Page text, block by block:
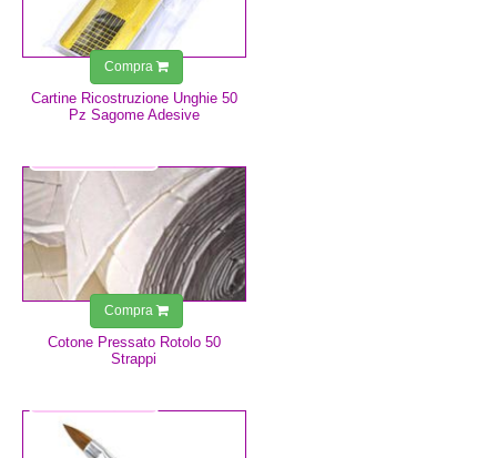
Cartine Ricostruzione Unghie 50
Pz Sagome Adesive
Compra
Cotone Pressato Rotolo 50
Strappi
Compra